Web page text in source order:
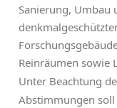
Sanierung, Umbau
Reinräumen sowie
Unter Beachtung
Abstimmungen